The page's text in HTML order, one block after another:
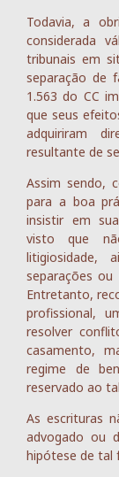
Todavia, a
considerada
tribunais em
separação de
1.563 do CC
que seus
adquiriram
resultante de
Assim sendo,
para a boa
insistir em
visto que
litigiosidade,
separações
Entretanto,
profissional,
resolver
casamento,
regime de
reservado ao
As escrituras
advogado ou
hipótese de tal